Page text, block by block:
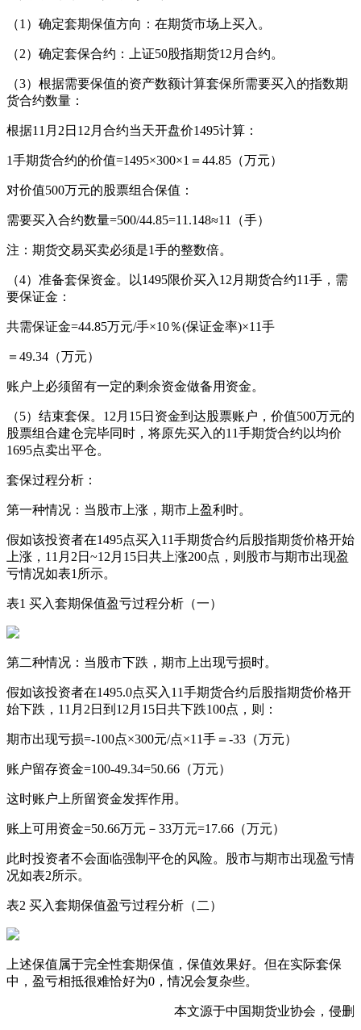
（1）确定套期保值方向：在期货市场上买入。
（2）确定套保合约：上证50股指期货12月合约。
（3）根据需要保值的资产数额计算套保所需要买入的指数期
货合约数量：
根据11月2日12月合约当天开盘价1495计算：
1手期货合约的价值=1495×300×1＝44.85（万元）
对价值500万元的股票组合保值：
需要买入合约数量=500/44.85=11.148≈11（手）
注：期货交易买卖必须是1手的整数倍。
（4）准备套保资金。以1495限价买入12月期货合约11手，需
要保证金：
共需保证金=44.85万元/手×10％(保证金率)×11手
＝49.34（万元）
账户上必须留有一定的剩余资金做备用资金。
（5）结束套保。12月15日资金到达股票账户，价值500万元的
股票组合建仓完毕同时，将原先买入的11手期货合约以均价
1695点卖出平仓。
套保过程分析：
第一种情况：当股市上涨，期市上盈利时。
假如该投资者在1495点买入11手期货合约后股指期货价格开始
上涨，11月2日~12月15日共上涨200点，则股市与期市出现盈
亏情况如表1所示。
表1 买入套期保值盈亏过程分析（一）
第二种情况：当股市下跌，期市上出现亏损时。
假如该投资者在1495.0点买入11手期货合约后股指期货价格开
始下跌，11月2日到12月15日共下跌100点，则：
期市出现亏损=-100点×300元/点×11手＝-33（万元）
账户留存资金=100-49.34=50.66（万元）
这时账户上所留资金发挥作用。
账上可用资金=50.66万元－33万元=17.66（万元）
此时投资者不会面临强制平仓的风险。股市与期市出现盈亏情
况如表2所示。
表2 买入套期保值盈亏过程分析（二）
上述保值属于完全性套期保值，保值效果好。但在实际套保
中，盈亏相抵很难恰好为0，情况会复杂些。
本文源于中国期货业协会，侵删